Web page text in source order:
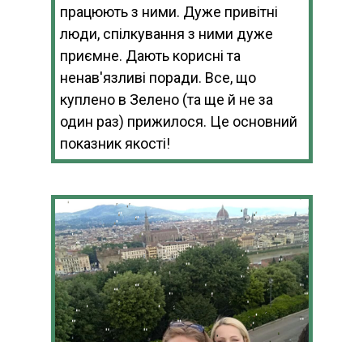
працюють з ними. Дуже привітні
люди, спілкування з ними дуже
приємне. Дають корисні та
ненав'язливі поради. Все, що
куплено в Зелено (та ще й не за
один раз) прижилося. Це основний
показник якості!